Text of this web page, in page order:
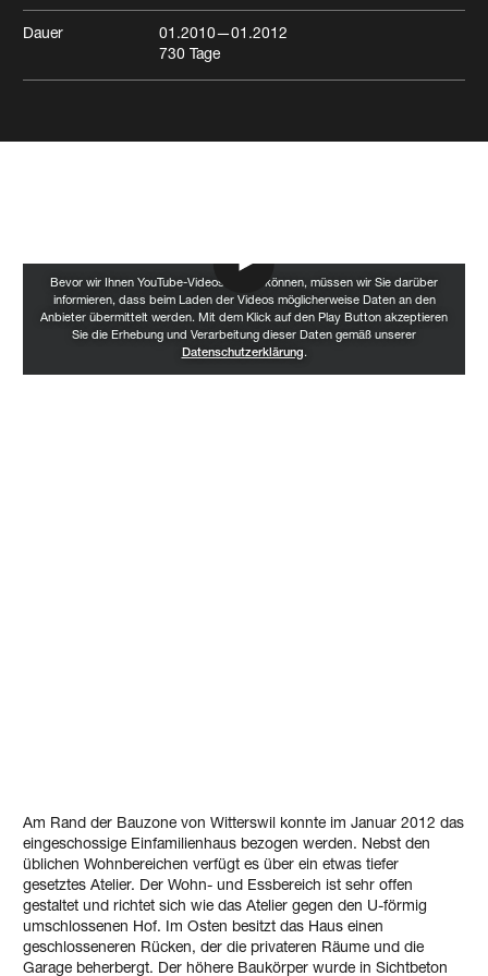
EFH Witterswil
Dauer 01.2010—01.2012
730 Tage
Bevor wir Ihnen YouTube-Videos zeigen können, müssen wir Sie darüber
informieren, dass beim Laden der Videos möglicherweise Daten an den
Anbieter übermittelt werden. Mit dem Klick auf den Play Button akzeptieren
Sie die Erhebung und Verarbeitung dieser Daten gemäß unserer
Datenschutzerklärung.
Am Rand der Bauzone von Witterswil konnte im Januar 2012 das
eingeschossige Einfamilienhaus bezogen werden. Nebst den
üblichen Wohnbereichen verfügt es über ein etwas tiefer
gesetztes Atelier. Der Wohn- und Essbereich ist sehr offen
gestaltet und richtet sich wie das Atelier gegen den U-förmig
umschlossenen Hof. Im Osten besitzt das Haus einen
geschlosseneren Rücken, der die privateren Räume und die
Garage beherbergt. Der höhere Baukörper wurde in Sichtbeton